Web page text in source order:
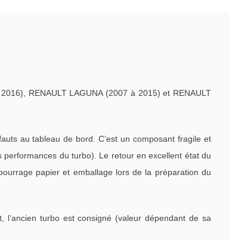
RENAULT LAGUNA (2007 à 2015) et RENAULT
au tableau de bord. C’est un composant fragile et
du turbo). Le retour en excellent état du
papier et emballage lors de la préparation du
turbo est consigné (valeur dépendant de sa